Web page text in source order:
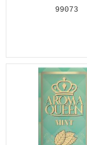
99073